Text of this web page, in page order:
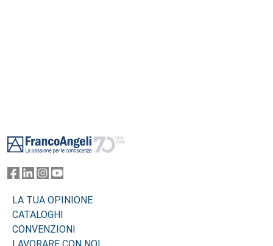
LA TUA OPINIONE
CATALOGHI
CONVENZIONI